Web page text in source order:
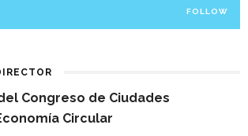
FOLLOW
Congreso de Ciudades
Circular